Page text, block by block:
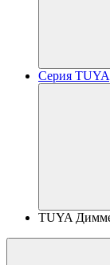
Серия TUYA
TUYA